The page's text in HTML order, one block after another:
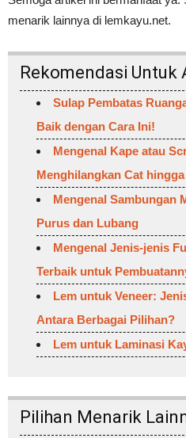
menarik lainnya di lemkayu.net.
Rekomendasi Untuk
Sulap Pembatas
Baik dengan Cara Ini!
Mengenal Kape atau
Menghilangkan Cat
Mengenal Sambungan
Purus dan Lubang
Mengenal Jenis-jenis
Terbaik untuk
Lem untuk Veneer:
Antara Berbagai Pilihan?
Lem untuk Laminasi
Pilihan Menarik